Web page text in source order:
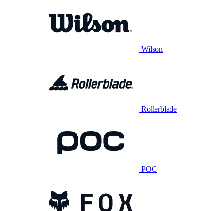
Wilson
Rollerblade
POC